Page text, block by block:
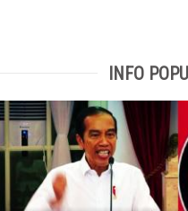
INFO